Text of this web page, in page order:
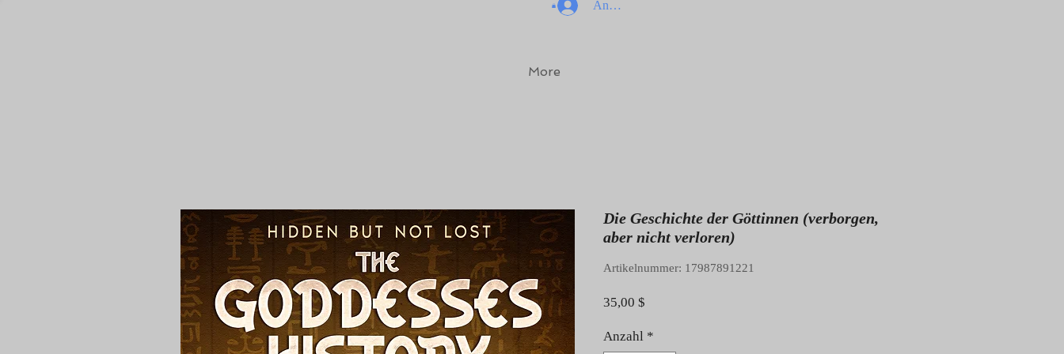
Anmelden
More
Die Geschichte der Göttinnen (verborgen,
aber nicht verloren)
Artikelnummer: 17987891221
35,00 $
Anzahl *